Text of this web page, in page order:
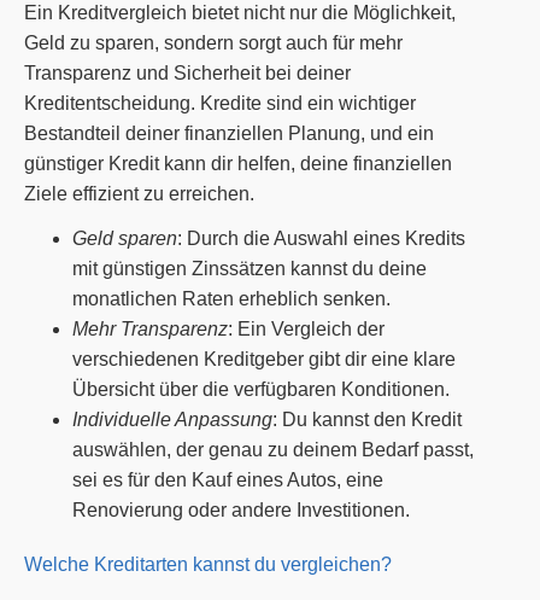
Ein Kreditvergleich bietet nicht nur die Möglichkeit,
Geld zu sparen, sondern sorgt auch für mehr
Transparenz und Sicherheit bei deiner
Kreditentscheidung. Kredite sind ein wichtiger
Bestandteil deiner finanziellen Planung, und ein
günstiger Kredit kann dir helfen, deine finanziellen
Ziele effizient zu erreichen.
Geld sparen: Durch die Auswahl eines Kredits
mit günstigen Zinssätzen kannst du deine
monatlichen Raten erheblich senken.
Mehr Transparenz: Ein Vergleich der
verschiedenen Kreditgeber gibt dir eine klare
Übersicht über die verfügbaren Konditionen.
Individuelle Anpassung: Du kannst den Kredit
auswählen, der genau zu deinem Bedarf passt,
sei es für den Kauf eines Autos, eine
Renovierung oder andere Investitionen.
Welche Kreditarten kannst du vergleichen?